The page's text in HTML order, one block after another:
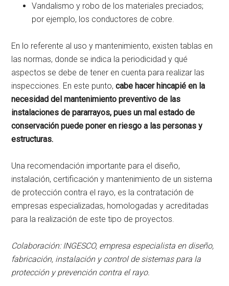
Vandalismo y robo de los materiales preciados;
por ejemplo, los conductores de cobre.
En lo referente al uso y mantenimiento, existen tablas en
las normas, donde se indica la periodicidad y qué
aspectos se debe de tener en cuenta para realizar las
inspecciones. En este punto,cabe hacer hincapié en la
necesidad del mantenimiento preventivo de las
instalaciones de pararrayos, pues un mal estado de
conservación puede poner en riesgo a las personas y
estructuras.
Una recomendación importante para el diseño,
instalación, certificación y mantenimiento de un sistema
de protección contra el rayo, es la contratación de
empresas especializadas, homologadas y acreditadas
para la realización de este tipo de proyectos.
Colaboración: INGESCO, empresa especialista en diseño,
fabricación, instalación y control de sistemas para la
protección y prevención contra el rayo.